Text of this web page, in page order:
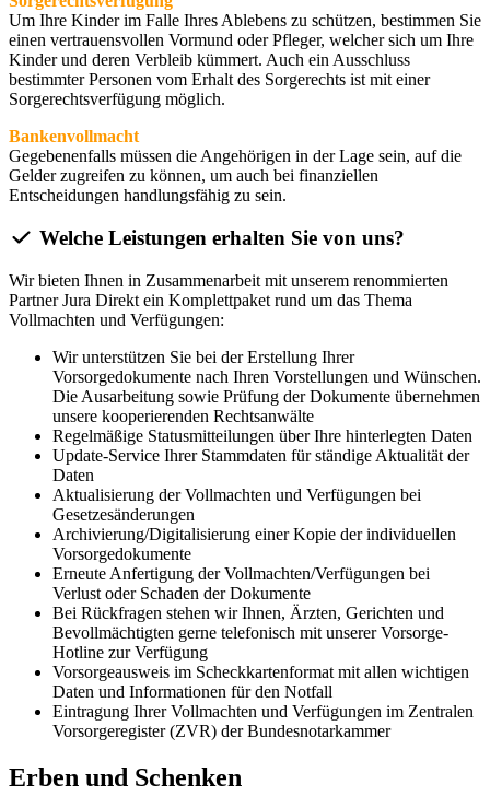
Um Ihre Kinder im Falle Ihres Ablebens zu schützen, bestimmen Sie
einen vertrauensvollen Vormund oder Pfleger, welcher sich um Ihre
Kinder und deren Verbleib kümmert. Auch ein Ausschluss
bestimmter Personen vom Erhalt des Sorgerechts ist mit einer
Sorgerechtsverfügung möglich.
Bankenvollmacht
Gegebenenfalls müssen die Angehörigen in der Lage sein, auf die
Gelder zugreifen zu können, um auch bei finanziellen
Entscheidungen handlungsfähig zu sein.
Welche Leistungen erhalten Sie von uns?
Wir bieten Ihnen in Zusammenarbeit mit unserem renommierten
Partner Jura Direkt ein Komplettpaket rund um das Thema
Vollmachten und Verfügungen:
Wir unterstützen Sie bei der Erstellung Ihrer
Vorsorgedokumente nach Ihren Vorstellungen und Wünschen.
Die Ausarbeitung sowie Prüfung der Dokumente übernehmen
unsere kooperierenden Rechtsanwälte
Regelmäßige Statusmitteilungen über Ihre hinterlegten Daten
Update-Service Ihrer Stammdaten für ständige Aktualität der
Daten
Aktualisierung der Vollmachten und Verfügungen bei
Gesetzesänderungen
Archivierung/Digitalisierung einer Kopie der individuellen
Vorsorgedokumente
Erneute Anfertigung der Vollmachten/Verfügungen bei
Verlust oder Schaden der Dokumente
Bei Rückfragen stehen wir Ihnen, Ärzten, Gerichten und
Bevollmächtigten gerne telefonisch mit unserer Vorsorge-
Hotline zur Verfügung
Vorsorgeausweis im Scheckkartenformat mit allen wichtigen
Daten und Informationen für den Notfall
Eintragung Ihrer Vollmachten und Verfügungen im Zentralen
Vorsorgeregister (ZVR) der Bundesnotarkammer
Erben und Schenken